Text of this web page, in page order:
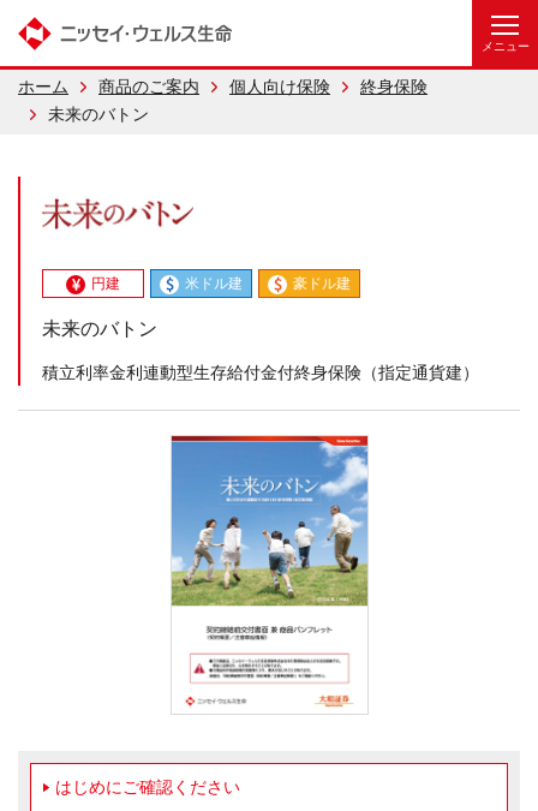
ホーム 商品のご案内 個人向け保険
終身保険
未来のバトン
円建 米ドル建 豪ドル建
未来のバトン
積立利率金利連動型生存給付金付終身保険（指定通貨建）
はじめにご確認ください